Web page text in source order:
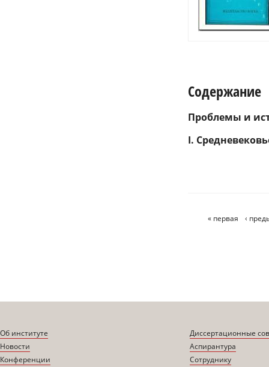
Содержание
Проблемы и
I.
Страницы
« первая ‹
Об институте
Новости
Конференции
Диссертационные
Аспирантура
Сотруднику